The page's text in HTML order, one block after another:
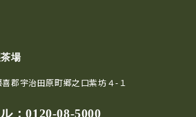
場
郡宇治田原町郷之口紫坊４-１
：0120-08-5000